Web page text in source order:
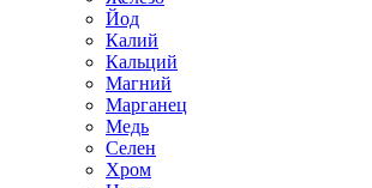
Йод
Калий
Кальций
Магний
Марганец
Медь
Селен
Хром